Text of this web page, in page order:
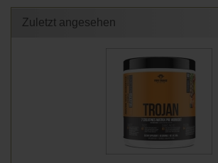
Zuletzt angesehen